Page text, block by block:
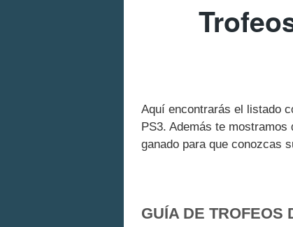
Aquí encontrarás el listado
PS3. Además te
ganado para que conozcas
GUÍA DE TROFEOS